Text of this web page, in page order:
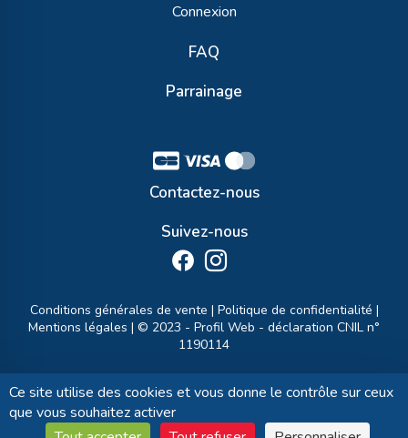
Connexion
FAQ
Parrainage
Contactez-nous
Suivez-nous
Conditions générales de vente | Politique de confidentialité |
Mentions légales | © 2023 - Profil Web - déclaration CNIL n°
1190114
Ce site utilise des cookies et vous donne le contrôle sur ceux
que vous souhaitez activer